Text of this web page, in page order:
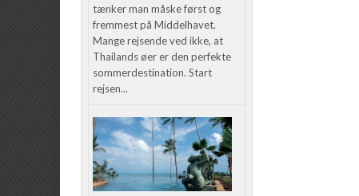
tænker man måske først og
fremmest på Middelhavet.
Mange rejsende ved ikke, at
Thailands øer er den perfekte
sommerdestination. Start
rejsen...